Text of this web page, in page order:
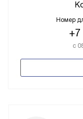
Номер
+7
с